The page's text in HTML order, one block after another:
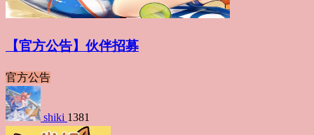
【官方公告】伙伴招募
官方公告
shiki 1381